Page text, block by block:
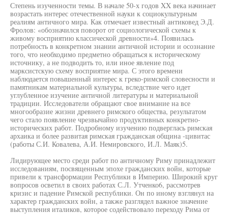
Степень изученности темы. В начале 50-х годов XX века начинает
возрастать интерес отечественной науки к социокультурным
реалиям античного мира. Как отмечает известный антиковед Э.Д.
Фролов: «обозначился поворот от социологической схемы к
живому восприятию классической древности»4. Появилась
потребность в конкретном знании античной истории и осознание
того, что необходимо предметно обращаться к историческому
источнику, а не подводить то, или иное явление под
марксистскую схему восприятие мира. С этого времени
наблюдается повышенный интерес к греко-римской словесности и
памятникам материальной культуры, вследствие чего идет
углубленное изучение античной литературы и материальной
традиции. Исследователи обращают свое внимание на все
многообразие жизни древнего римского общества, результатом
чего стало появление чрезвычайно продуктивных конкретно-
исторических работ. Подробному изучению подверглась римская
архаика и более развитая римская гражданская община -цивитас
(работы С.И. Ковалева, А.И. Немировского, И.Л. Маяк)5.
Лидирующее место среди работ по античному Риму принадлежит
исследованиям, посвященным эпохе гражданских войн, которые
привели к трансформации Республики в Империю. Широкий круг
вопросов осветил в своих работах С.Л. Утченко6, рассмотрев
кризис и падение Римской республики. Он по иному взглянул на
характер гражданских войн, а также разглядел важное значение
выступления италиков, которое содействовало переходу Рима от